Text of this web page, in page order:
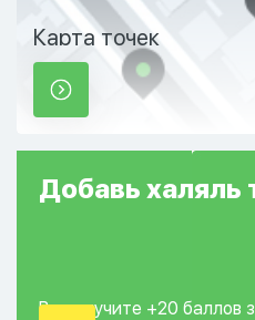
Карта точек
Добавь халяль
Вы получите +20 баллов